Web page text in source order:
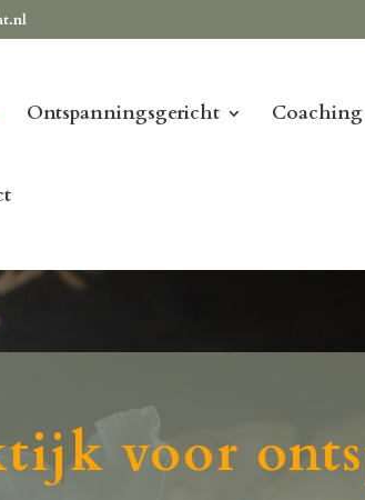
Ontspanningsgericht Coaching
voor